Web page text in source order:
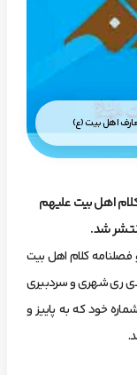
اهل بیت (ع)
اهل بیت علیهم
کلام اهل بیت
ری شهری و سردبیری
خود که به پاییز و